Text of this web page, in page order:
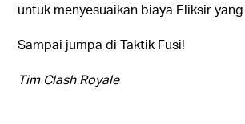
untuk menyesuaikan biaya Eliksir
Sampai jumpa di Taktik Fusi!
Tim Clash Royale